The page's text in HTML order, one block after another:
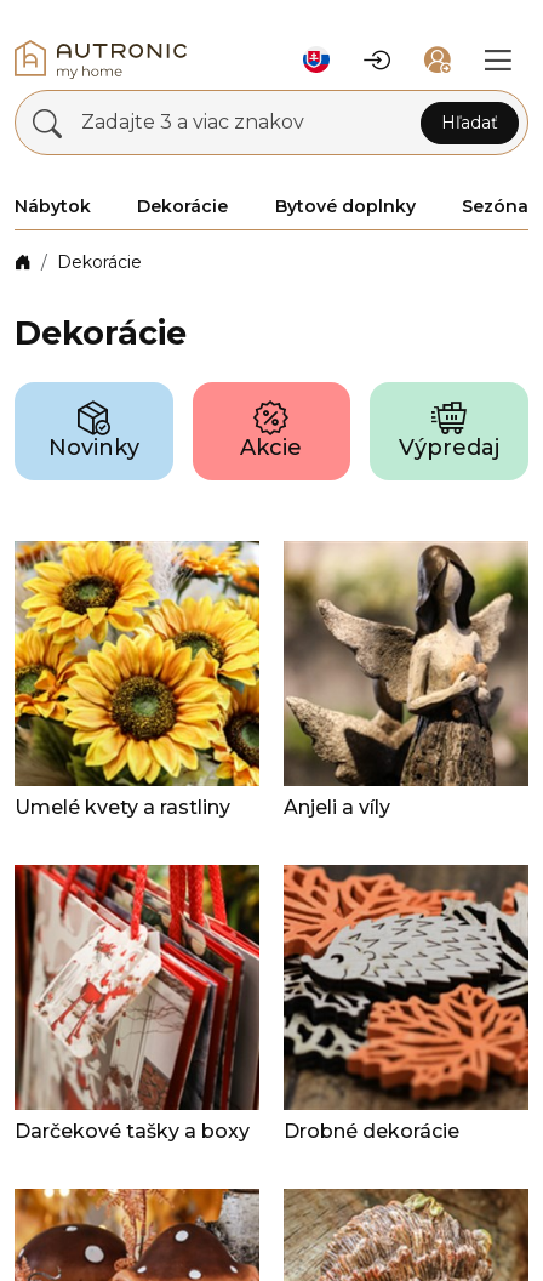
Zadajte 3 a viac znakov Hľadať
Nábytok Dekorácie Bytové doplnky Sezóna
Dekorácie
Dekorácie
Novinky Akcie Výpredaj
Umelé kvety a rastliny Anjeli a víly
Darčekové tašky a boxy Drobné dekorácie